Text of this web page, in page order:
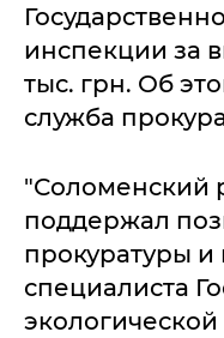
инспекции за
тыс. грн. Об
служба
"Соломенский
поддержал
прокуратуры и
специалиста